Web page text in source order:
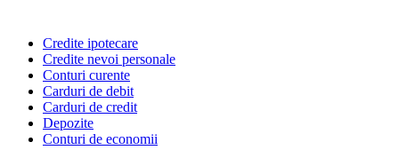
Credite ipotecare
Credite nevoi personale
Conturi curente
Carduri de debit
Carduri de credit
Depozite
Conturi de economii